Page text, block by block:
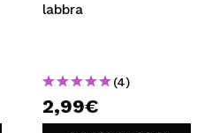
labbra
(4)
2,99€